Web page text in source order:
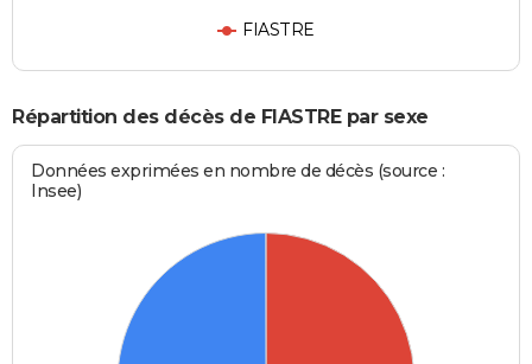
FIASTRE
Répartition des décès de FIASTRE par sexe
Données exprimées en nombre de décès (source :
Insee)